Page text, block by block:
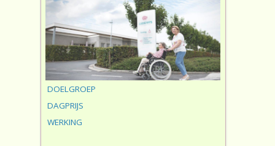
DOELGROEP
DAGPRIJS
WERKING